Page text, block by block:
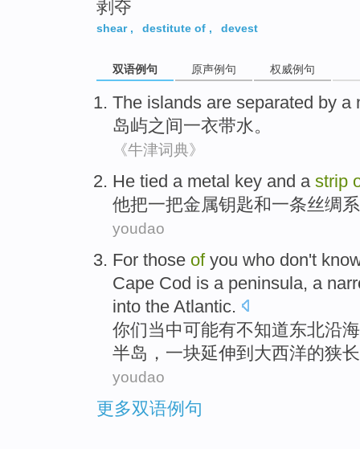
剥夺
shear, destitute of , devest
双语例句 原声例句 权威例句
The islands are separated by a
岛屿之间一衣带水。
《牛津词典》
He tied a metal key and a strip
他把一把金属钥匙和一条丝绸系
youdao
For those of you who don't
Cape Cod is a peninsula, a
into the Atlantic.
你们当中可能有不知道东北沿海
半岛 ，一块延伸到 大西洋的狭长
youdao
更多双语例句